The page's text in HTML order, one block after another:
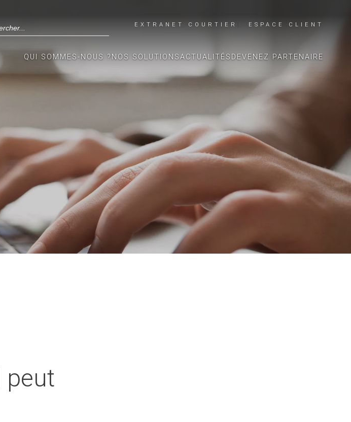
EXTRANET COURTIER ESPACE CLIENT
QUI SOMMES-NOUS ? NOS SOLUTIONSACTUALITÉS DEVENEZ PARTENAIRE
peut